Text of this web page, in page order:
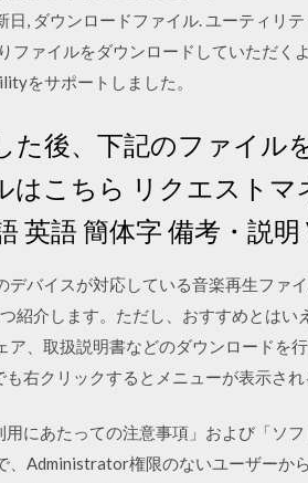
日, ダウンロードファイル. ユーティ
ファイルをダウンロードしていただく
をサポートしました。
た後、下記のファイル
はこちら リクエスト
英語 簡体字 備考・説明
デバイスが対応している音楽再生ファ
紹介します。ただし、おすすめとは
ア、取扱説明書などのダウンロードを
も右クリックするとメニューが表示さ
用にあたっての注意事項」および「ソ
Administrator権限のないユーザーか